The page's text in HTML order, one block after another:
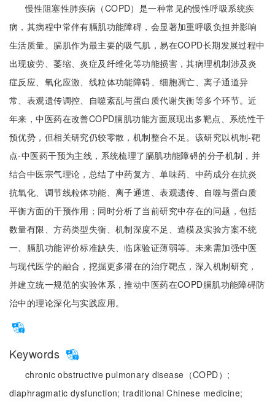
慢性阻塞性肺疾病（COPD）是一种常见的慢性呼吸系统疾
病，其病程中常伴有膈肌功能障碍，会显著加重呼吸负担并影响
生活质量。膈肌作为最主要的吸气肌，易在COPD长期发展过程中
出现疲劳、萎缩、炎症及纤维化等功能损害，其病理机制涉及炎
症反应、氧化应激、线粒体功能障碍、细胞凋亡、离子通道异
常、表观遗传调控、自噬紊乱与蛋白质代谢失衡等多个环节。近
年来，中医药在改善COPD膈肌功能方面展现出多靶点、系统性干
预优势，但相关研究仍较零散，机制整合不足。该研究以机制-靶
点-中医药干预为主线，系统梳理了膈肌功能障碍的分子机制，并
结合中医宗气理论，总结了中药复方、单味药、中药成分在抗炎
抗氧化、调节线粒体功能、离子通道、表观遗传、自噬与蛋白质
平衡方面的干预作用；同时分析了当前研究中存在的问题，包括
数量有限、方药类型失衡、机制深度不足、造模及实验方案不统
一、膈肌功能评价标准缺失、临床验证薄弱等。未来需加强中医
与现代医学的融合，挖掘更多潜在的治疗靶点，深入机制研究，
并建立统一规范的实验体系，推动中医药在COPD膈肌功能障碍防
治中的理论深化与实践应用。
Keywords
chronic obstructive pulmonary disease（COPD）;
diaphragmatic dysfunction;traditional Chinese medicine;